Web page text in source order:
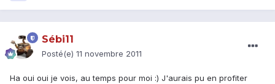
Sébi11
Posté(e) 11 novembre 2011
Ha oui oui je vois, au temps pour moi :) J'aurais pu en profiter